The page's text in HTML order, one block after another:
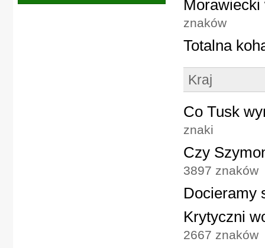
Morawiecki
znaków
Totalna
Kraj
Co Tusk
znaki
Czy
3897 znaków
Docieramy
Krytyczni
2667 znaków